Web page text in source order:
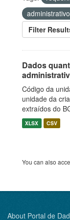
Filter
Dados
Código da
unidade da
extraídos do
XLSX CSV
You can also
About Portal de